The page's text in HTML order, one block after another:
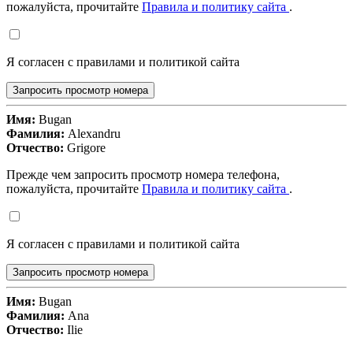
пожалуйста, прочитайте Правила и политику сайта .
Я согласен с правилами и политикой сайта
Запросить просмотр номера
Имя: Bugan
Фамилия: Alexandru
Отчество: Grigore
Прежде чем запросить просмотр номера телефона,
пожалуйста, прочитайте Правила и политику сайта .
Я согласен с правилами и политикой сайта
Запросить просмотр номера
Имя: Bugan
Фамилия: Ana
Отчество: Ilie